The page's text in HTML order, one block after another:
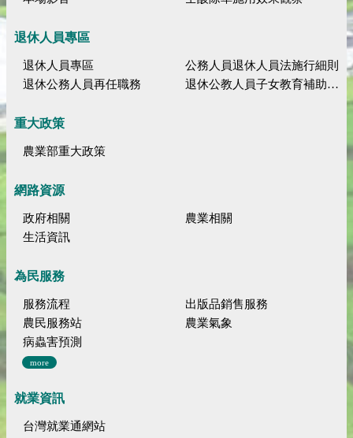
退休人員專區
退休人員專區
公務人員退休人員法施行細則
退休公務人員再任職務
退休公教人員子女教育補助規定
重大政策
農業部重大政策
網路資源
政府相關
農業相關
生活資訊
為民服務
服務流程
出版品銷售服務
農民服務站
農業氣象
病蟲害預測
more
就業資訊
台灣就業通網站